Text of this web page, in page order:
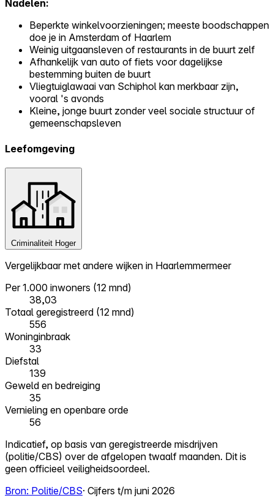
Nadelen:
Beperkte winkelvoorzieningen; meeste boodschappen
doe je in Amsterdam of Haarlem
Weinig uitgaansleven of restaurants in de buurt zelf
Afhankelijk van auto of fiets voor dagelijkse
bestemming buiten de buurt
Vliegtuiglawaai van Schiphol kan merkbaar zijn,
vooral 's avonds
Kleine, jonge buurt zonder veel sociale structuur of
gemeenschapsleven
Leefomgeving
Criminaliteit Hoger
Vergelijkbaar met andere wijken in Haarlemmermeer
Per 1.000 inwoners (12 mnd)
38,03
Totaal geregistreerd (12 mnd)
556
Woninginbraak
33
Diefstal
139
Geweld en bedreiging
35
Vernieling en openbare orde
56
Indicatief, op basis van geregistreerde misdrijven
(politie/CBS) over de afgelopen twaalf maanden. Dit is
geen officieel veiligheidsoordeel.
Bron: Politie/CBS· Cijfers t/m juni 2026